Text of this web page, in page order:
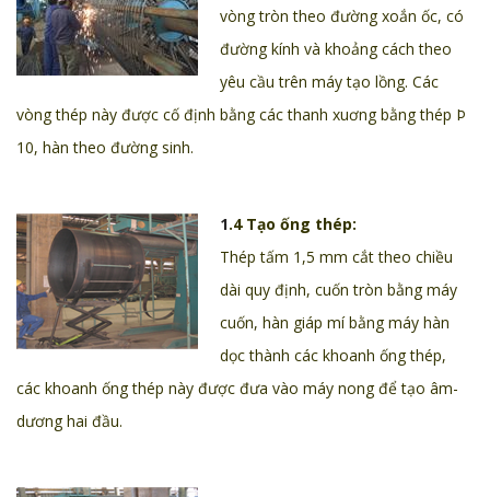
vòng tròn theo đường xoắn ốc, có
đường kính và khoảng cách theo
yêu cầu trên máy tạo lồng. Các
vòng thép này được cố định bằng các thanh xuơng bằng thép Þ
10, hàn theo đường sinh.
1.4 Tạo ống thép:
Thép tấm 1,5 mm cắt theo chiều
dài quy định, cuốn tròn bằng máy
cuốn, hàn giáp mí bằng máy hàn
dọc thành các khoanh ống thép,
các khoanh ống thép này được đưa vào máy nong để tạo âm-
dương hai đầu.